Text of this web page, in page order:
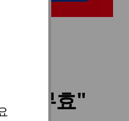
약 무효"